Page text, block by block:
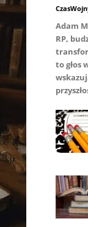
Adam
RP,
to głos